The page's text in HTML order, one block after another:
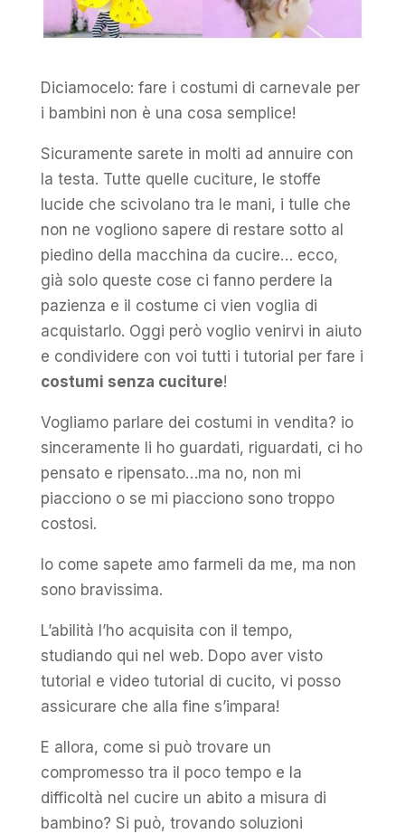
Diciamocelo: fare i costumi di carnevale per
i bambini non è una cosa semplice!
Sicuramente sarete in molti ad annuire con
la testa. Tutte quelle cuciture, le stoffe
lucide che scivolano tra le mani, i tulle che
non ne vogliono sapere di restare sotto al
piedino della macchina da cucire… ecco,
già solo queste cose ci fanno perdere la
pazienza e il costume ci vien voglia di
acquistarlo. Oggi però voglio venirvi in aiuto
e condividere con voi tutti i tutorial per fare i
costumi senza cuciture!
Vogliamo parlare dei costumi in vendita? io
sinceramente li ho guardati, riguardati, ci ho
pensato e ripensato…ma no, non mi
piacciono o se mi piacciono sono troppo
costosi.
Io come sapete amo farmeli da me, ma non
sono bravissima.
L’abilità l’ho acquisita con il tempo,
studiando qui nel web. Dopo aver visto
tutorial e video tutorial di cucito, vi posso
assicurare che alla fine s’impara!
E allora, come si può trovare un
compromesso tra il poco tempo e la
difficoltà nel cucire un abito a misura di
bambino? Si può, trovando soluzioni